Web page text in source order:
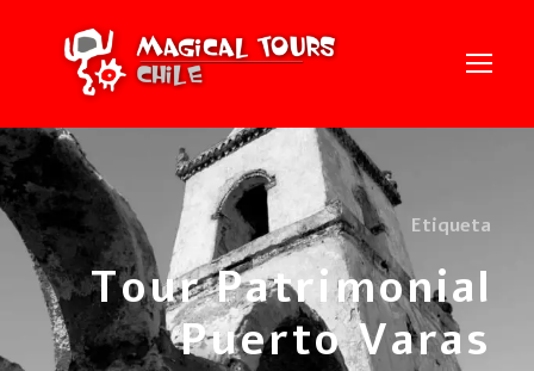
Etiqueta
Tour Patrimonial
Puerto Varas